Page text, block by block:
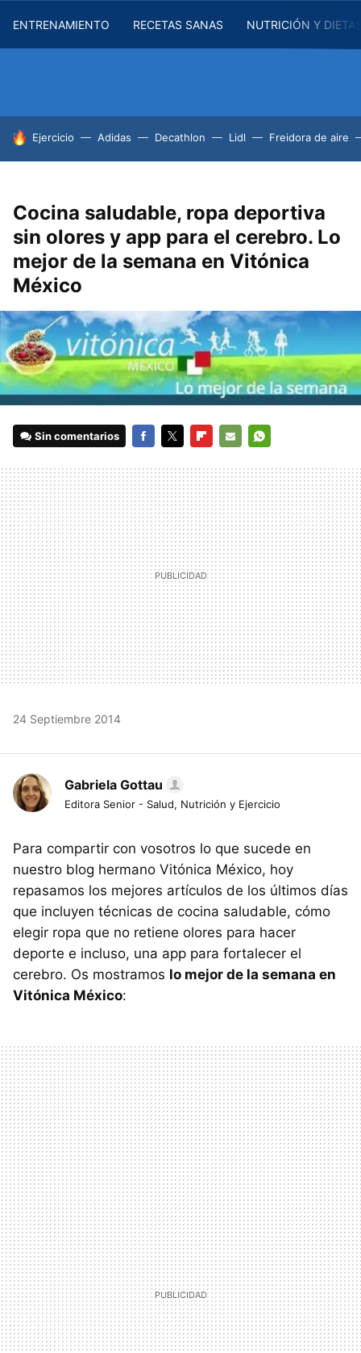
ENTRENAMIENTO RECETAS SANAS NUTRICIÓN Y
HOY SE HABLA DE
Ejercicio Adidas Decathlon Lidl Freidora de aire
Cocina saludable, ropa deportiva
sin olores y app para el cerebro. Lo
mejor de la semana en Vitónica
México
Sin comentarios
MAIL
24 Septiembre 2014
Gabriela Gottau
Editora Senior - Salud, Nutrición y Ejercicio
Para compartir con vosotros lo que sucede en
nuestro blog hermano Vitónica México, hoy
repasamos los mejores artículos de los últimos días
que incluyen técnicas de cocina saludable, cómo
elegir ropa que no retiene olores para hacer
deporte e incluso, una app para fortalecer el
cerebro. Os mostramos lo mejor de la semana en
Vitónica México: